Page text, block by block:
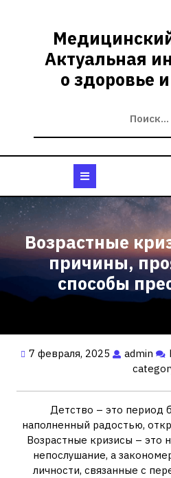
содержимому
Актуальная
о здоровье
Возрастные
причины,
способы
7 февраля, 2025 admin
Детство – это период
наполненный радостью,
Возрастные кризисы – это
непослушание, а
личности, связанные с